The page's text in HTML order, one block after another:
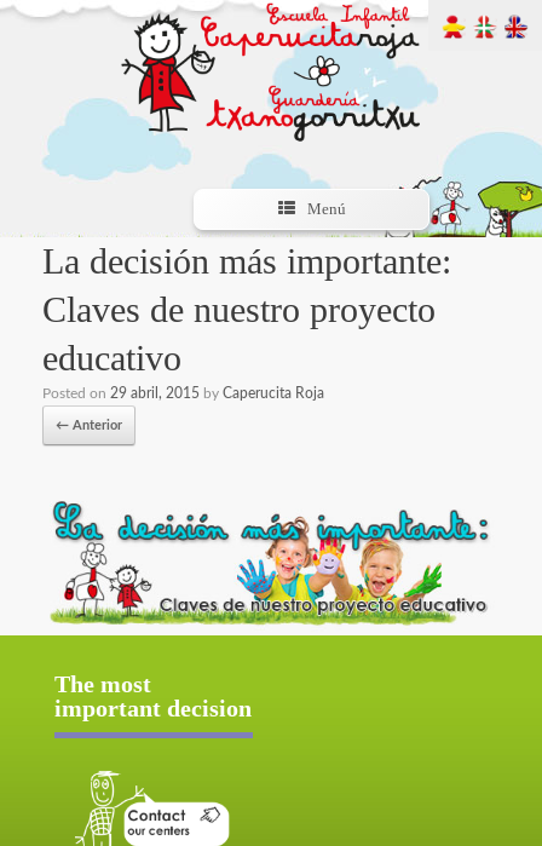
Menú
La decisión más importante:
Claves de nuestro proyecto
educativo
Posted on 29 abril, 2015 by Caperucita Roja
← Anterior
The most
important decision